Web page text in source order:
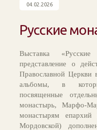
04.02.2026
Русские
Выставка
представление о
Православной Церкви
альбомы, в
посвященные
монастырь, Марфо-
монастырям епархий
Мордовской)